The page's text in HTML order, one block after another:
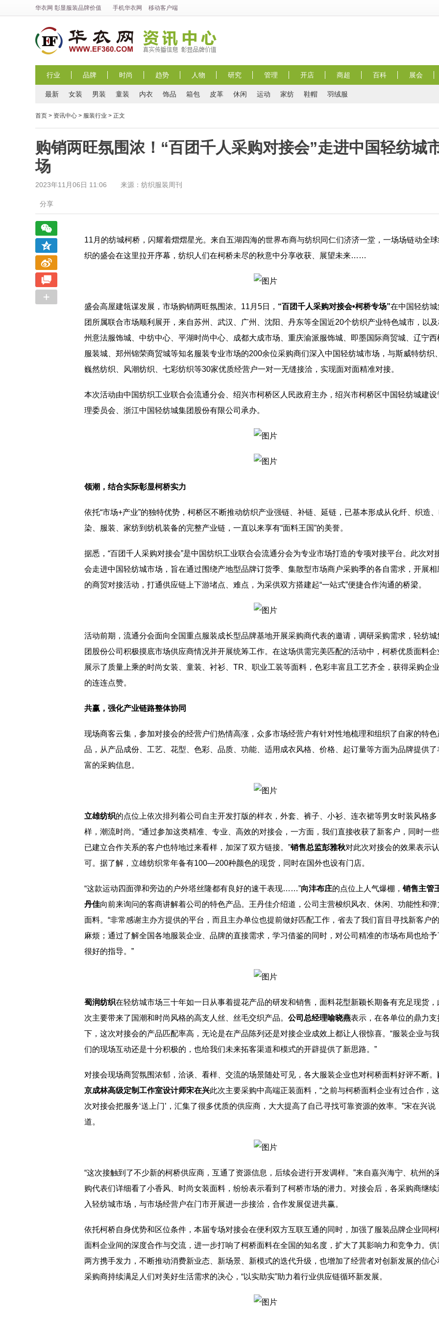
华衣网 彰显服装品牌价值 手机华衣网 移动客户端
行业 品牌 时尚 趋势 人物 研究 管理 开店 商超 百科 展会
最新 女装 男装 童装 内衣 饰品 箱包 皮革 休闲 运动 家纺 鞋帽 羽绒服
首页 > 资讯中心 > 服装行业 > 正文
购销两旺氛围浓！“百团千人采购对接会”走进中国轻纺城
场
2023年11月06日 11:06 来源：纺织服装周刊
分享
11月的纺城柯桥，闪耀着熠熠星光。来自五湖四海的世界布商与纺织同仁们济济一堂，一场场链动全
织的盛会在这里拉开序幕，纺织人们在柯桥未尽的秋意中分享收获、展望未来……
盛会高屋建瓴谋发展，市场购销两旺氛围浓。11月5日， “百团千人采购对接会•柯桥专场”在中国轻纺城
团所属联合市场顺利展开，来自苏州、武汉、广州、沈阳、丹东等全国近20个纺织产业特色城市，以
州意法服饰城、中纺中心、平湖时尚中心、成都大成市场、重庆渝派服饰城、即墨国际商贸城、辽宁西
服装城、郑州锦荣商贸城等知名服装专业市场的200余位采购商们深入中国轻纺城市场，与斯威特纺织、
巍然纺织、风潮纺织、七彩纺织等30家优质经营户一对一无缝接洽，实现面对面精准对接。
本次活动由中国纺织工业联合会流通分会、绍兴市柯桥区人民政府主办，绍兴市柯桥区中国轻纺城建设
理委员会、浙江中国轻纺城集团股份有限公司承办。
领潮，结合实际彰显柯桥实力
依托“市场+产业”的独特优势，柯桥区不断推动纺织产业强链、补链、延链，已基本形成从化纤、织造
染、服装、家纺到纺机装备的完整产业链，一直以来享有“面料王国”的美誉。
据悉，“百团千人采购对接会”是中国纺织工业联合会流通分会为专业市场打造的专项对接平台。此次对
会走进中国轻纺城市场，旨在通过围绕产地型品牌订货季、集散型市场商户采购季的各自需求，开展相
的商贸对接活动，打通供应链上下游堵点、难点，为采供双方搭建起“一站式”便捷合作沟通的桥梁。
活动前期，流通分会面向全国重点服装成长型品牌基地开展采购商代表的邀请，调研采购需求，轻纺城
团股份公司积极摸底市场供应商情况并开展统筹工作。在这场供需完美匹配的活动中，柯桥优质面料企
展示了质量上乘的时尚女装、童装、衬衫、TR、职业工装等面料，色彩丰富且工艺齐全，获得采购企业
的连连点赞。
共赢，强化产业链路整体协同
现场商客云集，参加对接会的经营户们热情高涨，众多市场经营户有针对性地梳理和组织了自家的特色
品，从产品成份、工艺、花型、色彩、品质、功能、适用成衣风格、价格、起订量等方面为品牌提供了
富的采购信息。
立雄纺织的点位上依次排列着公司自主开发打版的样衣，外套、裤子、小衫、连衣裙等男女时装风格多
样，潮流时尚。“通过参加这类精准、专业、高效的对接会，一方面，我们直接收获了新客户，同时一些
已建立合作关系的客户也特地过来看样，加深了双方链接。”销售总监彭雅秋对此次对接会的效果表示认
可。据了解，立雄纺织常年备有100—200种颜色的现货，同时在国外也设有门店。
“这款运动四面弹和旁边的户外塔丝隆都有良好的速干表现……”向沣布庄的点位上人气爆棚，销售主管
丹佳向前来询问的客商讲解着公司的特色产品。王丹佳介绍道，公司主营梭织风衣、休闲、功能性和弹
面料。“非常感谢主办方提供的平台，而且主办单位也提前做好匹配工作，省去了我们盲目寻找新客户的
麻烦；通过了解全国各地服装企业、品牌的直接需求，学习借鉴的同时，对公司精准的市场布局也给予
很好的指导。”
蜀润纺织在轻纺城市场三十年如一日从事着提花产品的研发和销售，面料花型新颖长期备有充足现货，
次主要带来了国潮和时尚风格的高支人丝、丝毛交织产品。 公司总经理喻晓燕表示，在各单位的鼎力支
下，这次对接会的产品匹配率高，无论是在产品陈列还是对接企业成效上都让人很惊喜。“服装企业与我
们的现场互动还是十分积极的，也给我们未来拓客渠道和模式的开辟提供了新思路。”
对接会现场商贸氛围浓郁，洽谈、看样、交流的场景随处可见，各大服装企业也对柯桥面料好评不断。
京成林高级定制工作室设计师宋在兴此次主要采购中高端正装面料，“之前与柯桥面料企业有过合作，这
次对接会把服务‘送上门’，汇集了很多优质的供应商，大大提高了自己寻找可靠资源的效率。”宋在兴说
道。
“这次接触到了不少新的柯桥供应商，互通了资源信息，后续会进行开发调样。”来自嘉兴海宁、杭州的
购代表们详细看了小香风、时尚女装面料，纷纷表示看到了柯桥市场的潜力。对接会后，各采购商继续
入轻纺城市场，与市场经营户在门市开展进一步接洽，合作发展促进共赢。
依托柯桥自身优势和区位条件，本届专场对接会在便利双方互联互通的同时，加强了服装品牌企业同柯
面料企业间的深度合作与交流，进一步打响了柯桥面料在全国的知名度，扩大了其影响力和竞争力。供
两方携手发力，不断推动消费新业态、新场景、新模式的迭代升级，也增加了经营者对创新发展的信心
采购商持续满足人们对美好生活需求的决心，“以实助实”助力着行业供应链循环新发展。